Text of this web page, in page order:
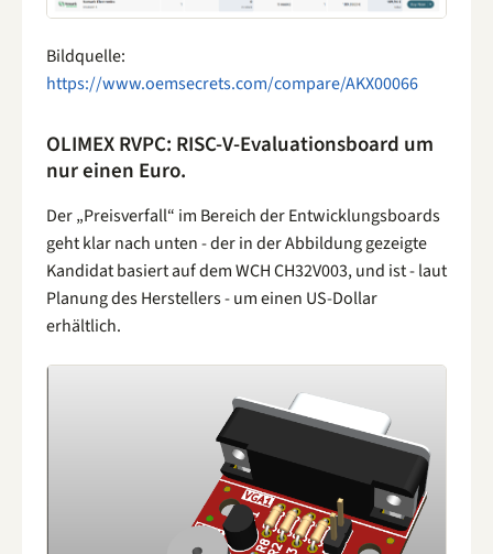
Bildquelle:
https://www.oemsecrets.com/compare/AKX00066
OLIMEX RVPC: RISC-V-Evaluationsboard um
nur einen Euro.
Der „Preisverfall“ im Bereich der Entwicklungsboards
geht klar nach unten - der in der Abbildung gezeigte
Kandidat basiert auf dem WCH CH32V003, und ist - laut
Planung des Herstellers - um einen US-Dollar
erhältlich.